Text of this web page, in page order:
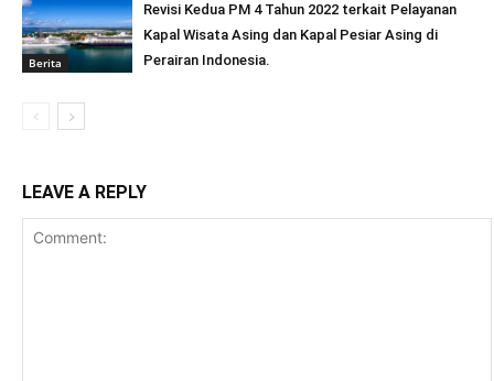
Berita
Revisi Kedua PM 4 Tahun 2022 terkait Pelayanan
Kapal Wisata Asing dan Kapal Pesiar Asing di
Perairan Indonesia.
LEAVE A REPLY